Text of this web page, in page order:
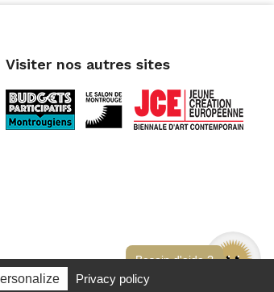
Privacy policy
Besoin d'aide ?
Visiter nos autres sites